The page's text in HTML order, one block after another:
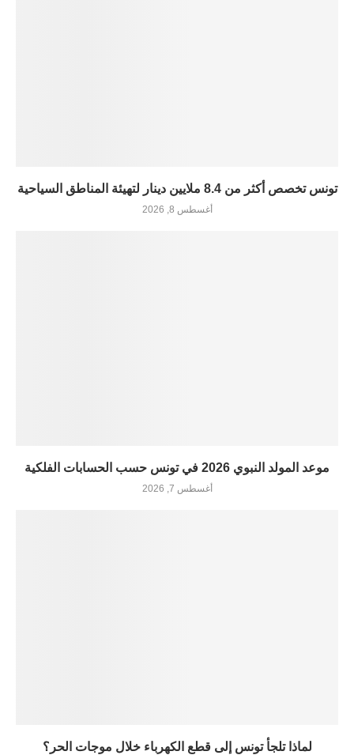
تونس تخصص أكثر من 8.4 ملايين دينار لتهيئة المناطق السياحية
أغسطس 8, 2026
موعد المولد النبوي 2026 في تونس حسب الحسابات الفلكية
أغسطس 7, 2026
لماذا تلجأ تونس إلى قطع الكهرباء خلال موجات الحر؟